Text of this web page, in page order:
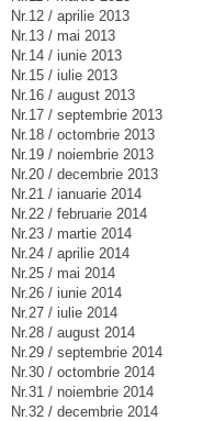
Nr.12 / aprilie 2013
Nr.13 / mai 2013
Nr.14 / iunie 2013
Nr.15 / iulie 2013
Nr.16 / august 2013
Nr.17 / septembrie 2013
Nr.18 / octombrie 2013
Nr.19 / noiembrie 2013
Nr.20 / decembrie 2013
Nr.21 / ianuarie 2014
Nr.22 / februarie 2014
Nr.23 / martie 2014
Nr.24 / aprilie 2014
Nr.25 / mai 2014
Nr.26 / iunie 2014
Nr.27 / iulie 2014
Nr.28 / august 2014
Nr.29 / septembrie 2014
Nr.30 / octombrie 2014
Nr.31 / noiembrie 2014
Nr.32 / decembrie 2014